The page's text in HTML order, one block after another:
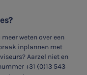

weten over een
inplannen met
Aarzel niet en
+31 (0)13 543